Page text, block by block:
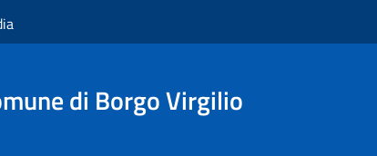
di Borgo Virgilio